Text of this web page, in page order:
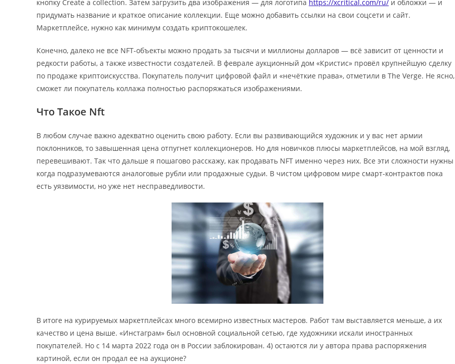
кнопку Create a collection. Затем загрузить два изображения — для логотипа https://xcritical.com/ru/ и обложки — и
придумать название и краткое описание коллекции. Еще можно добавить ссылки на свои соцсети и сайт.
Маркетплейсе, нужно как минимум создать криптокошелек.
Конечно, далеко не все NFT-объекты можно продать за тысячи и миллионы долларов — всё зависит от ценности и
редкости работы, а также известности создателей. В феврале аукционный дом «Кристис» провёл крупнейшую сделку
по продаже криптоискусства. Покупатель получит цифровой файл и «нечёткие права», отметили в The Verge. Не ясно,
сможет ли покупатель коллажа полностью распоряжаться изображениями.
Что Такое Nft
В любом случае важно адекватно оценить свою работу. Если вы развивающийся художник и у вас нет армии
поклонников, то завышенная цена отпугнет коллекционеров. Но для новичков плюсы маркетплейсов, на мой взгляд,
перевешивают. Так что дальше я пошагово расскажу, как продавать NFT именно через них. Все эти сложности нужны
когда подразумеваются аналоговые рубли или продажные судьи. В чистом цифровом мире смарт-контрактов пока
есть уязвимости, но уже нет несправедливости.
В итоге на курируемых маркетплейсах много всемирно известных мастеров. Работ там выставляется меньше, а их
качество и цена выше. «Инстаграм» был основной социальной сетью, где художники искали иностранных
покупателей. Но с 14 марта 2022 года он в России заблокирован. 4) остаются ли у автора права распоряжения
картиной, если он продал ее на аукционе?